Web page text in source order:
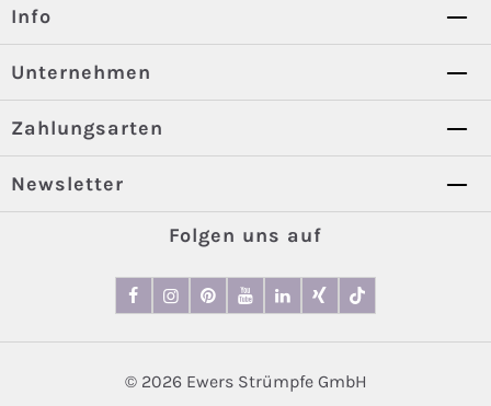
Info
Unternehmen
Zahlungsarten
Newsletter
Folgen uns auf
© 2026 Ewers Strümpfe GmbH